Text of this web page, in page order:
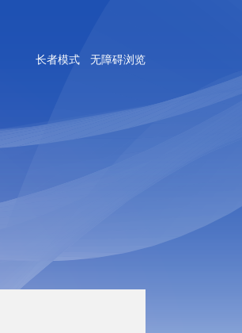
无障碍浏览
长者模式